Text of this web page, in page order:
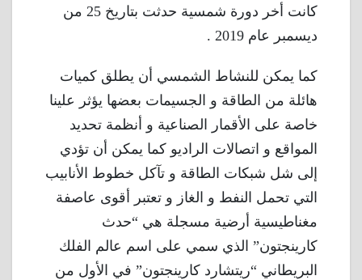
كانت أخر دورة شمسية حدثت بتاريخ 25 من
ديسمبر عام 2019 .
كما يمكن للنشاط الشمسي أن يطلق كميات
هائلة من الطاقة و الجسيمات بعضها يؤثر علينا
خاصة على الأقمار الصناعية و أنظمة تحديد
المواقع و اتصالات الراديو كما يمكن أن تؤدي
إلى شل شبكات الطاقة و تآكل خطوط الأنابيب
التي تحمل النفط و الغاز و تعتبر أقوى عاصفة
مغناطيسية أرضية مسجلة هي “حدث
كارينجتون” الذي سمي على اسم عالم الفلك
البريطاني “ريتشارد كارينجتون” في الأول من